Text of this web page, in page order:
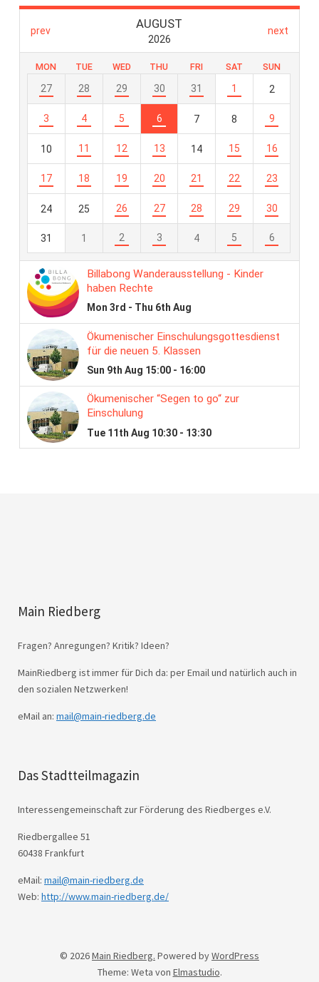
Main Riedberg
Fragen? Anregungen? Kritik? Ideen?
MainRiedberg ist immer für Dich da: per Email und natürlich auch in
den sozialen Netzwerken!
eMail an: mail@main-riedberg.de
Das Stadtteilmagazin
Interessengemeinschaft zur Förderung des Riedberges e.V.
Riedbergallee 51
60438 Frankfurt
eMail: mail@main-riedberg.de
Web: http://www.main-riedberg.de/
© 2026Main Riedberg. Powered byWordPress
Theme: Weta von Elmastudio.